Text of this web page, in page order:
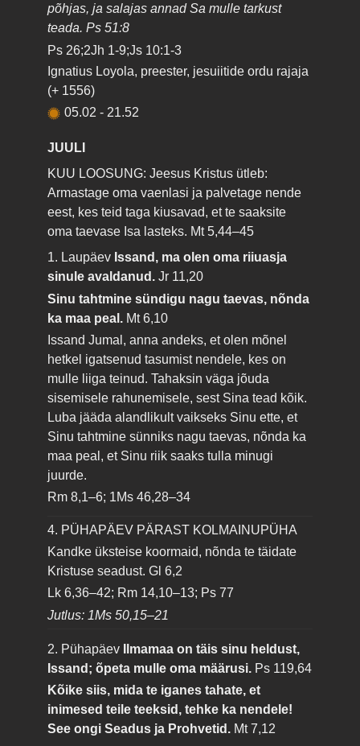
põhjas, ja salajas annad Sa mulle tarkust
teada. Ps 51:8
Ps 26;2Jh 1-9;Js 10:1-3
Ignatius Loyola, preester, jesuiitide ordu rajaja
(+ 1556)
05.02- 21.52
JUULI
KUU LOOSUNG: Jeesus Kristus ütleb:
Armastage oma vaenlasi ja palvetage nende
eest, kes teid taga kiusavad, et te saaksite
oma taevase Isa lasteks. Mt 5,44–45
1. Laupäev Issand, ma olen oma riiuasja
sinule avaldanud.Jr 11,20
Sinu tahtmine sündigu nagu taevas, nõnda
ka maa peal. Mt 6,10
Issand Jumal, anna andeks, et olen mõnel
hetkel igatsenud tasumist nendele, kes on
mulle liiga teinud. Tahaksin väga jõuda
sisemisele rahunemisele, sest Sina tead kõik.
Luba jääda alandlikult vaikseks Sinu ette, et
Sinu tahtmine sünniks nagu taevas, nõnda ka
maa peal, et Sinu riik saaks tulla minugi
juurde.
Rm 8,1–6; 1Ms 46,28–34
4. PÜHAPÄEV PÄRAST KOLMAINUPÜHA
Kandke üksteise koormaid, nõnda te täidate
Kristuse seadust.Gl 6,2
Lk 6,36–42; Rm 14,10–13; Ps 77
Jutlus: 1Ms 50,15–21
2. Pühapäev
Ilmamaa on täis sinu heldust,
Issand; õpeta mulle oma määrusi. Ps 119,64
Kõike siis, mida te iganes tahate, et
inimesed teile teeksid, tehke ka nendele!
See ongi Seadus ja Prohvetid. Mt 7,12